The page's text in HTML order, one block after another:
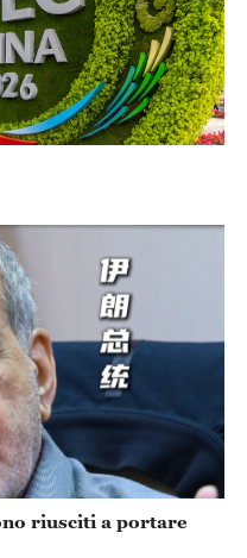
riusciti a portare